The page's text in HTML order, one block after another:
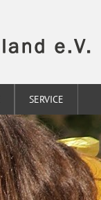
SERVICE